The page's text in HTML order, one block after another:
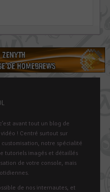
avant tout un blog de
! Centré surtout sur
customisation, notre spécialité
tutoriels imagés et détaillés
de votre console, mais
de nos internautes, et